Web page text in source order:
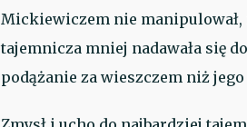
Mickiewiczem nie manipulował,
tajemnicza mniej nadawała się
podążanie za wieszczem niż